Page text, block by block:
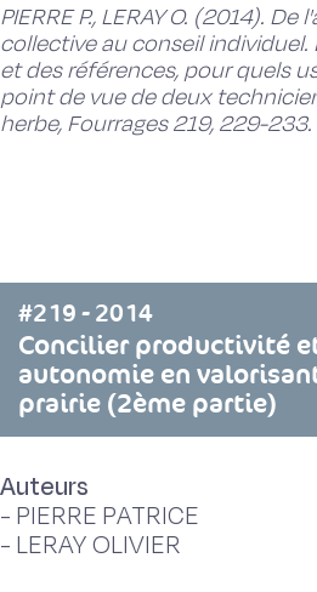
PIERRE P., LERAY O. (2014). De
collective au conseil individuel.
et des références, pour quels
point de vue de deux
herbe, Fourrages 219, 229-233.
#219 - 2014
Concilier productivité
autonomie en
prairie (2ème partie)
Auteurs
- PIERRE PATRICE
- LERAY OLIVIER